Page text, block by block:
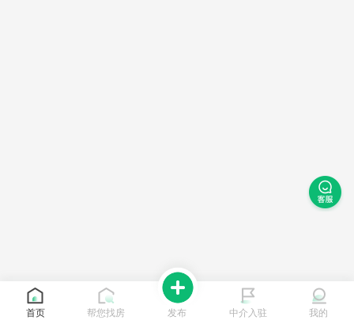
首页 帮您找房 发布 中介入驻 我的